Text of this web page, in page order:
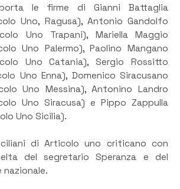
le firme di Gianni Battaglia
Uno, Ragusa), Antonio Gandolfo
Uno Trapani), Mariella Maggio
Uno Palermo), Paolino Mangano
Uno Catania), Sergio Rossitto
Uno Enna), Domenico Siracusano
Uno Messina), Antonino Landro
Uno Siracusa) e Pippo Zappulla
Uno Sicilia).
di Articolo uno criticano con
del segretario Speranza e del